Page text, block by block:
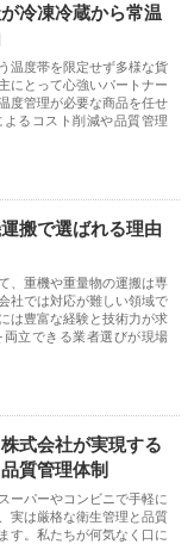
冷凍冷蔵から常温
温度帯を限定せず多様な貨
にとって心強いパートナー
度管理が必要な商品を任せ
るコスト削減や品質管理
搬で選ばれる理由
、重機や重量物の運搬は専
社では対応が難しい領域で
は豊富な経験と技術力が求
立できる業者選びが現場
式会社が実現する
質管理体制
ーパーやコンビニで手軽に
実は厳格な衛生管理と品質
す。私たちが何気なく口に